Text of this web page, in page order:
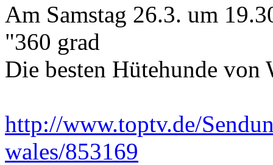
Am Samstag 26.3. um
"360 grad
Die besten Hütehunde von
http://www.toptv.de/
wales/853169